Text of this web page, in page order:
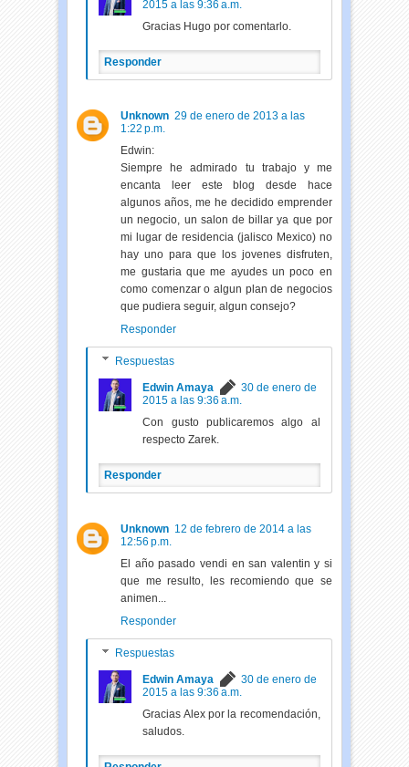
2015 a las 9:36 a.m.
Gracias Hugo por comentarlo.
Responder
Unknown 29 de enero de 2013 a las
1:22 p.m.
Edwin:
Siempre he admirado tu trabajo y me
encanta leer este blog desde hace
algunos años, me he decidido emprender
un negocio, un salon de billar ya que por
mi lugar de residencia (jalisco Mexico) no
hay uno para que los jovenes disfruten,
me gustaria que me ayudes un poco en
como comenzar o algun plan de negocios
que pudiera seguir, algun consejo?
Responder
Respuestas
Edwin Amaya
30 de enero de
2015 a las 9:36 a.m.
Con gusto publicaremos algo al
respecto Zarek.
Responder
Unknown 12 de febrero de 2014 a las
12:56 p.m.
El año pasado vendi en san valentin y si
que me resulto, les recomiendo que se
animen...
Responder
Respuestas
Edwin Amaya
30 de enero de
2015 a las 9:36 a.m.
Gracias Alex por la recomendación,
saludos.